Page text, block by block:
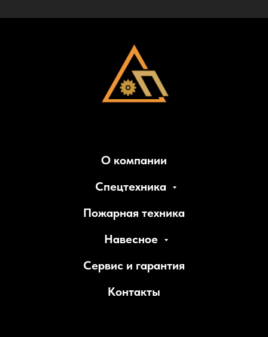
О компании
Спецтехника
Пожарная техника
Навесное
Сервис и гарантия
Контакты